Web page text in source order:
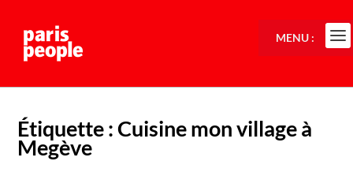
Étiquette :Cuisine mon village à
Megève
MENU :